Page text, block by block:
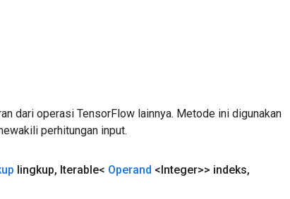
dari operasi TensorFlow lainnya. Metode ini digunakan
perhitungan input.
lingkup, Iterable< Operand <Integer>> indeks,